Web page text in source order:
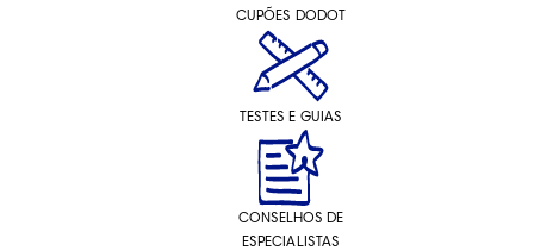
CUPÕES DODOT
TESTES E GUIAS
CONSELHOS DE
ESPECIALISTAS